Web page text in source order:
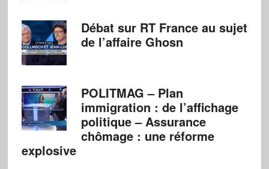
Débat sur RT France au sujet
de l’affaire Ghosn
POLITMAG – Plan
immigration : de l’affichage
politique – Assurance
chômage : une réforme
explosive